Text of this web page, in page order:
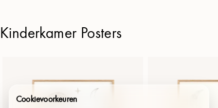
Kinderkamer Posters
Cookievoorkeuren